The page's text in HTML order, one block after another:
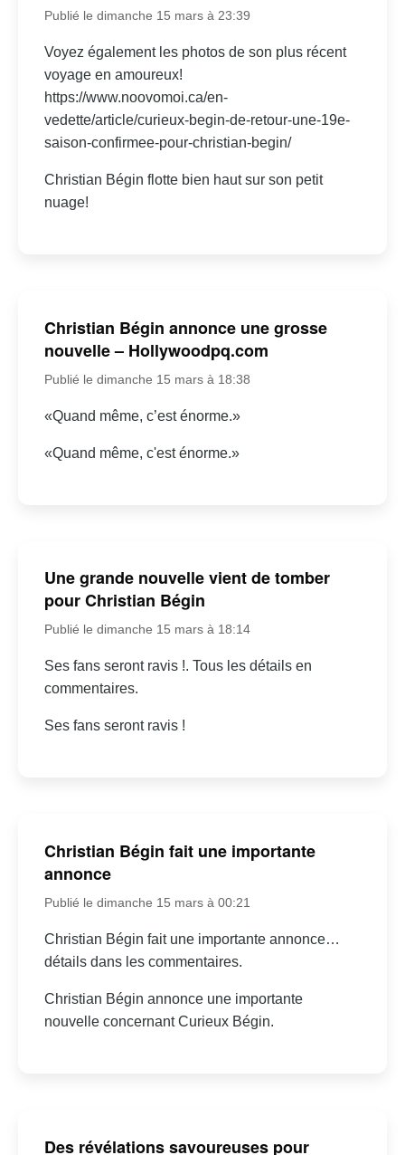
Publié le dimanche 15 mars à 23:39
Voyez également les photos de son plus récent
voyage en amoureux!
https://www.noovomoi.ca/en-
vedette/article/curieux-begin-de-retour-une-19e-
saison-confirmee-pour-christian-begin/
Christian Bégin flotte bien haut sur son petit
nuage!
Christian Bégin annonce une grosse
nouvelle – Hollywoodpq.com
Publié le dimanche 15 mars à 18:38
«Quand même, c’est énorme.»
«Quand même, c'est énorme.»
Une grande nouvelle vient de tomber
pour Christian Bégin
Publié le dimanche 15 mars à 18:14
Ses fans seront ravis !. Tous les détails en
commentaires.
Ses fans seront ravis !
Christian Bégin fait une importante
annonce
Publié le dimanche 15 mars à 00:21
Christian Bégin fait une importante annonce…
détails dans les commentaires.
Christian Bégin annonce une importante
nouvelle concernant Curieux Bégin.
Des révélations savoureuses pour